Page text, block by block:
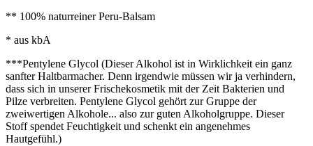
** 100% naturreiner Peru-Balsam
* aus kbA
***Pentylene Glycol (Dieser Alkohol ist in Wirklichkeit ein ganz
sanfter Haltbarmacher. Denn irgendwie müssen wir ja verhindern,
dass sich in unserer Frischekosmetik mit der Zeit Bakterien und
Pilze verbreiten. Pentylene Glycol gehört zur Gruppe der
zweiwertigen Alkohole... also zur guten Alkoholgruppe. Dieser
Stoff spendet Feuchtigkeit und schenkt ein angenehmes
Hautgefühl.)